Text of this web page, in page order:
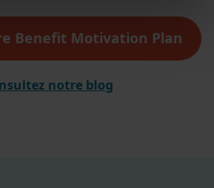
Benefit Motivation Plan
notre blog